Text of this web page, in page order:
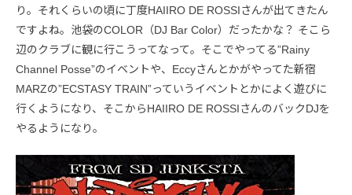
り。それくらいの頃に丁度HAIIRO DE ROSSIさんが出てきたん
ですよね。池袋のCOLOR（DJ Bar Color）だったかな？ そこら
辺のクラブに観に行こうってなって。そこでやってる”Rainy
Channel Posse”のイベントや、Eccyさんとかがやってた新宿
MARZの”ECSTASY TRAIN”っていうイベントとかによく遊びに
行くようになり、そこからHAIIRO DE ROSSIさんのバックDJを
やるようになり。